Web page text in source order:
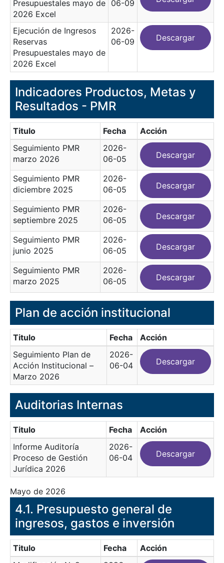
Presupuestales mayo de
2026 Excel
06-09
Ejecución de Ingresos
Reservas
Presupuestales mayo de
2026 Excel
2026-
06-09
Descargar
Indicadores Productos, Metas y
Resultados - PMR
Titulo Fecha
Acción
Seguimiento PMR
marzo 2026
2026-
06-05
Descargar
Seguimiento PMR
diciembre 2025
2026-
06-05
Descargar
Seguimiento PMR
septiembre 2025
2026-
06-05
Descargar
Seguimiento PMR
junio 2025
2026-
06-05
Descargar
Seguimiento PMR
marzo 2025
2026-
06-05
Descargar
Plan de acción institucional
Titulo Fecha
Acción
Seguimiento Plan de
Acción Institucional –
Marzo 2026
2026-
06-04
Descargar
Auditorias Internas
Titulo Fecha
Acción
Informe Auditoría
Proceso de Gestión
Jurídica 2026
2026-
06-04
Descargar
Mayo de 2026
​4.1. Presupuesto general de
ingresos, gastos e inversión
Titulo Fecha
Acción